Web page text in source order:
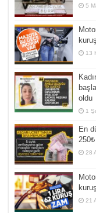
5
13
oldu
1
En
28
21